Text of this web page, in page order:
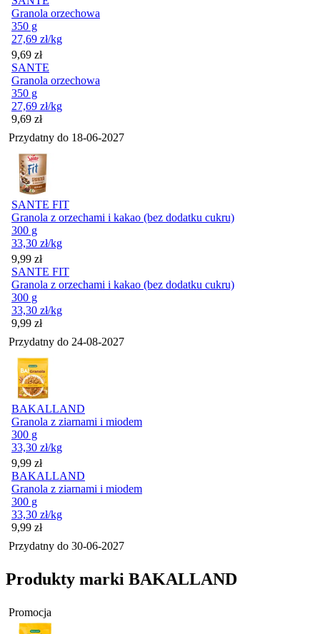
Granola orzechowa
350 g
27,69 zł/kg
Cena
9,69 zł
SANTE
Granola orzechowa
350 g
27,69 zł/kg
Cena
9,69 zł
Przydatny do 18-06-2027
SANTE FIT
Granola z orzechami i kakao (bez dodatku cukru)
300 g
33,30 zł/kg
Cena
9,99 zł
SANTE FIT
Granola z orzechami i kakao (bez dodatku cukru)
300 g
33,30 zł/kg
Cena
9,99 zł
Przydatny do 24-08-2027
BAKALLAND
Granola z ziarnami i miodem
300 g
33,30 zł/kg
Cena
9,99 zł
BAKALLAND
Granola z ziarnami i miodem
300 g
33,30 zł/kg
Cena
9,99 zł
Przydatny do 30-06-2027
Produkty marki BAKALLAND
Promocja